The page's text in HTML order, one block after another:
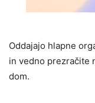
Oddajajo hlapne
in vedno prezračite
dom.